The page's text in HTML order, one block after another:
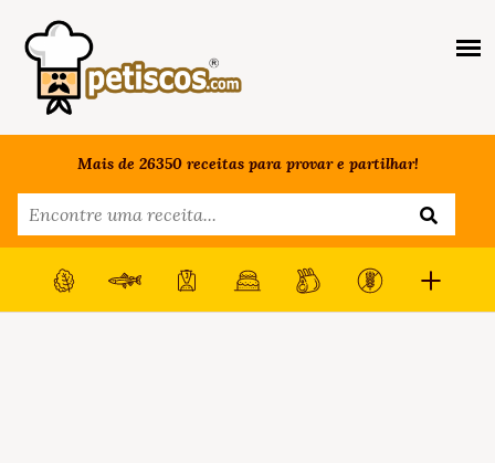
Mais de 26350 receitas para provar e partilhar!